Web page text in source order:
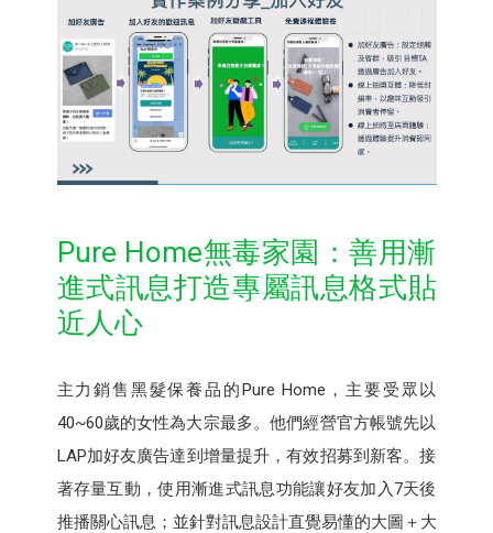
Pure Home無毒家園：善用漸
進式訊息打造專屬訊息格式貼
近人心
主力銷售黑髮保養品的Pure Home，主要受眾以
40~60歲的女性為大宗最多。他們經營官方帳號先以
LAP加好友廣告達到增量提升，有效招募到新客。接
著存量互動，使用漸進式訊息功能讓好友加入7天後
推播關心訊息；並針對訊息設計直覺易懂的大圖＋大